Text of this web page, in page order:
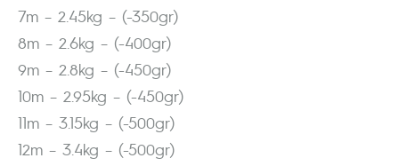
7m – 2.45kg – (-350gr)
8m – 2.6kg – (-400gr)
9m – 2.8kg – (-450gr)
10m – 2.95kg – (-450gr)
11m – 3.15kg – (-500gr)
12m – 3.4kg – (-500gr)